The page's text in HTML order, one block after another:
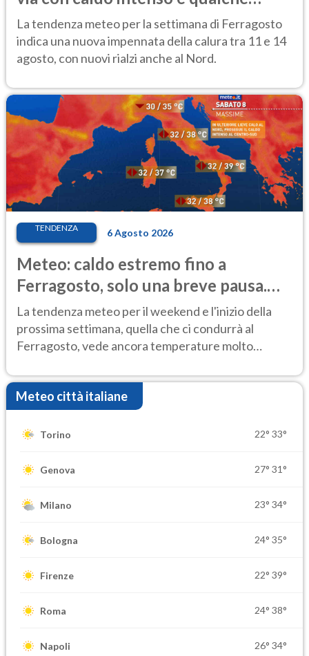
temporale
La tendenza meteo per la settimana di Ferragosto
indica una nuova impennata della calura tra 11 e 14
agosto, con nuovi rialzi anche al Nord.
TENDENZA 6 Agosto 2026
Meteo: caldo estremo fino a
Ferragosto, solo una breve pausa.
Ecco dove
La tendenza meteo per il weekend e l'inizio della
prossima settimana, quella che ci condurrà al
Ferragosto, vede ancora temperature molto
Meteo città italiane
Torino 22° 33°
Genova 27° 31°
Milano 23° 34°
Bologna 24° 35°
Firenze 22° 39°
Roma 24° 38°
Napoli 26° 34°